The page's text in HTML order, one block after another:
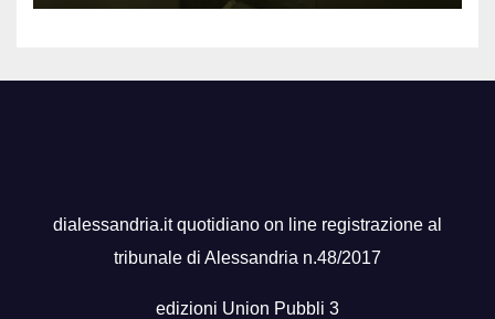
dialessandria.it quotidiano on line registrazione al
tribunale di Alessandria n.48/2017
edizioni Union Pubbli 3